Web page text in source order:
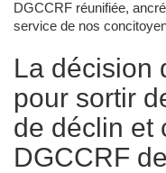
DGCCRF réunifiée,
service de nos
La décision
pour sortir
de déclin et
DGCCRF